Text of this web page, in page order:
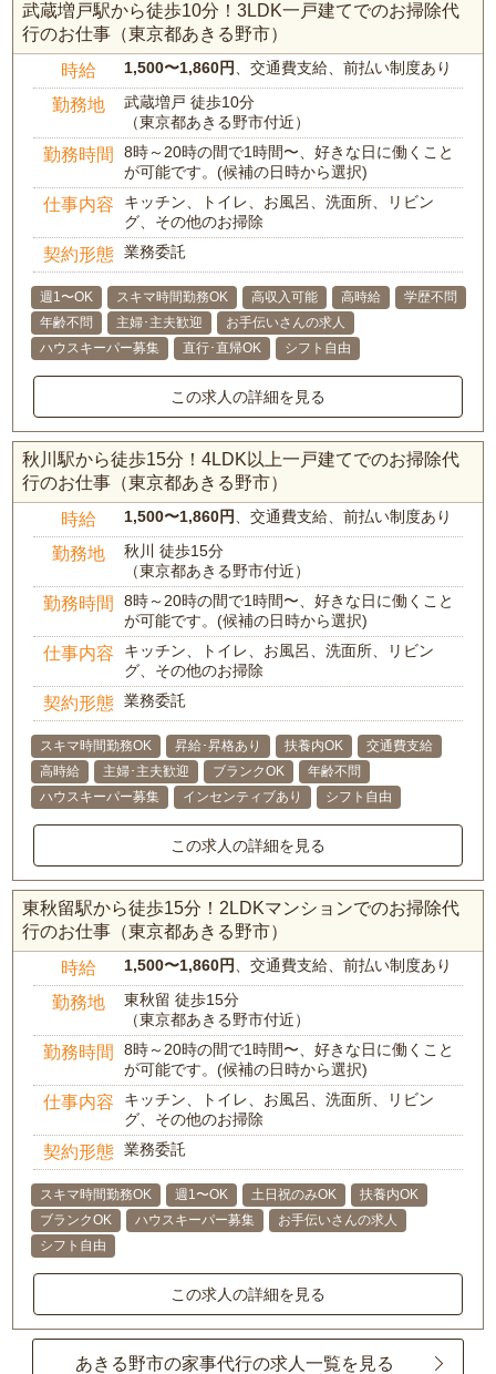
武蔵増戸駅から徒歩10分！3LDK一戸建てでのお掃除代
行のお仕事（東京都あきる野市）
時給 1,500〜1,860円、交通費支給、前払い制度あり
勤務地
武蔵増戸 徒歩10分
（東京都あきる野市付近）
勤務時間
8時～20時の間で1時間〜、好きな日に働くこと
が可能です。(候補の日時から選択)
仕事内容
キッチン、トイレ、お風呂、洗面所、リビン
グ、その他のお掃除
契約形態 業務委託
週1〜OK スキマ時間勤務OK 高収入可能 高時給
学歴不問
年齢不問
主婦･主夫歓迎
お手伝いさんの求人
ハウスキーパー募集
直行･直帰OK シフト自由
この求人の詳細を見る
秋川駅から徒歩15分！4LDK以上一戸建てでのお掃除代
行のお仕事（東京都あきる野市）
時給 1,500〜1,860円、交通費支給、前払い制度あり
勤務地
秋川 徒歩15分
（東京都あきる野市付近）
勤務時間
8時～20時の間で1時間〜、好きな日に働くこと
が可能です。(候補の日時から選択)
仕事内容
キッチン、トイレ、お風呂、洗面所、リビン
グ、その他のお掃除
契約形態 業務委託
スキマ時間勤務OK 昇給･昇格あり 扶養内OK
交通費支給
高時給
主婦･主夫歓迎 ブランクOK
年齢不問
ハウスキーパー募集
インセンティブあり シフト自由
この求人の詳細を見る
東秋留駅から徒歩15分！2LDKマンションでのお掃除代
行のお仕事（東京都あきる野市）
時給 1,500〜1,860円、交通費支給、前払い制度あり
勤務地
東秋留 徒歩15分
（東京都あきる野市付近）
勤務時間
8時～20時の間で1時間〜、好きな日に働くこと
が可能です。(候補の日時から選択)
仕事内容
キッチン、トイレ、お風呂、洗面所、リビン
グ、その他のお掃除
契約形態 業務委託
スキマ時間勤務OK 週1〜OK 土日祝のみOK
扶養内OK
ブランクOK
ハウスキーパー募集
お手伝いさんの求人
シフト自由
この求人の詳細を見る
あきる野市の家事代行の求人一覧を見る